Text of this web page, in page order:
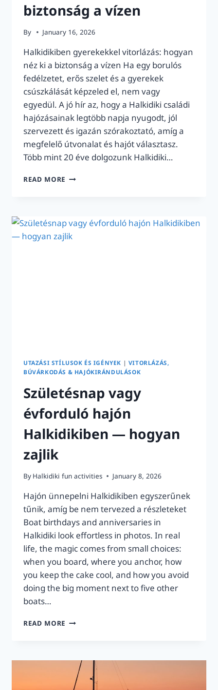
biztonság a vízen
By January 16, 2026
Halkidikiben gyerekekkel vitorlázás: hogyan
néz ki a biztonság a vízen Ha egy borulós
fedélzetet, erős szelet és a gyerekek
csúszkálását képzeled el, nem vagy
egyedül. A jó hír az, hogy a Halkidiki családi
hajózásainak legtöbb napja nyugodt, jól
szervezett és igazán szórakoztató, amíg a
megfelelő útvonalat és hajót választasz.
Több mint 20 éve dolgozunk Halkidiki…
READ MORE HALKIDIKIBEN
VÍZEN
UTAZÁSI STÍLUSOK ÉS IGÉNYEK | VITORLÁZÁS,
BÚVÁRKODÁS & HAJÓKIRÁNDULÁSOK
Születésnap vagy
évforduló hajón
Halkidikiben — hogyan
zajlik
By Halkidiki fun activities January 8, 2026
Hajón ünnepelni Halkidikiben egyszerűnek
tűnik, amíg be nem tervezed a részleteket
Boat birthdays and anniversaries in
Halkidiki look effortless in photos. In real
life, the magic comes from small choices:
when you board, where you anchor, how
you keep the cake cool, and how you avoid
doing the big moment next to five other
boats…
READ MORE SZÜLETÉSNAP
HALKIDIKIBEN
HOGYAN